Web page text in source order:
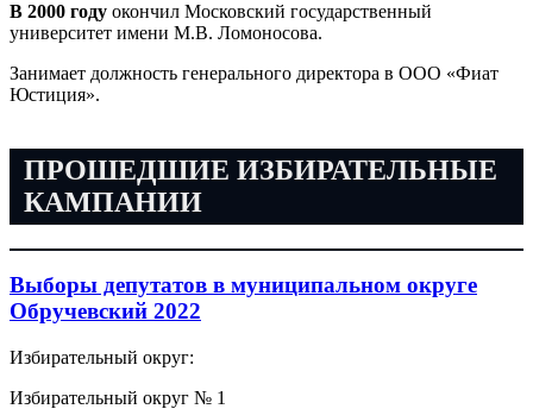
В 2000 году окончил Московский государственный
университет имени М.В. Ломоносова.
Занимает должность генерального директора в ООО «Фиат
Юстиция».
ПРОШЕДШИЕ ИЗБИРАТЕЛЬНЫЕ
КАМПАНИИ
Выборы депутатов в муниципальном округе
Обручевский 2022
Избирательный округ:
Избирательный округ № 1